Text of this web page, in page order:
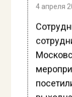
4 апреля